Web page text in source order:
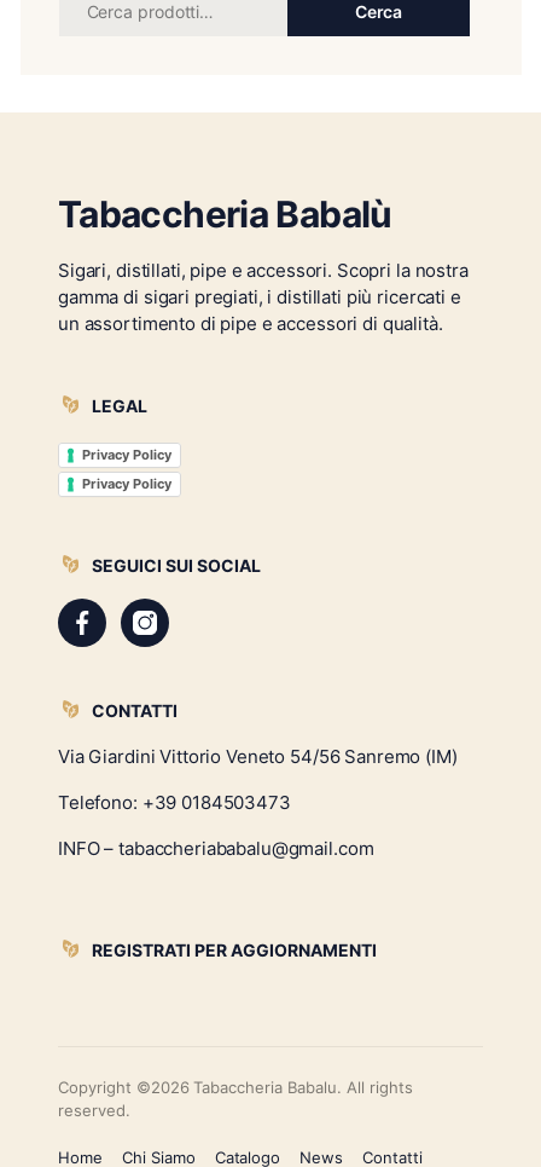
Cerca
Tabaccheria Babalù
Sigari, distillati, pipe e accessori. Scopri la nostra
gamma di sigari pregiati, i distillati più ricercati e
un assortimento di pipe e accessori di qualità.
LEGAL
Privacy Policy
Privacy Policy
SEGUICI SUI SOCIAL
CONTATTI
Via Giardini Vittorio Veneto 54/56 Sanremo (IM)
Telefono: +39 0184503473
INFO – tabaccheriababalu@gmail.com
REGISTRATI PER AGGIORNAMENTI
Copyright ©2026 Tabaccheria Babalu. All rights
reserved.
Home Chi Siamo Catalogo News Contatti